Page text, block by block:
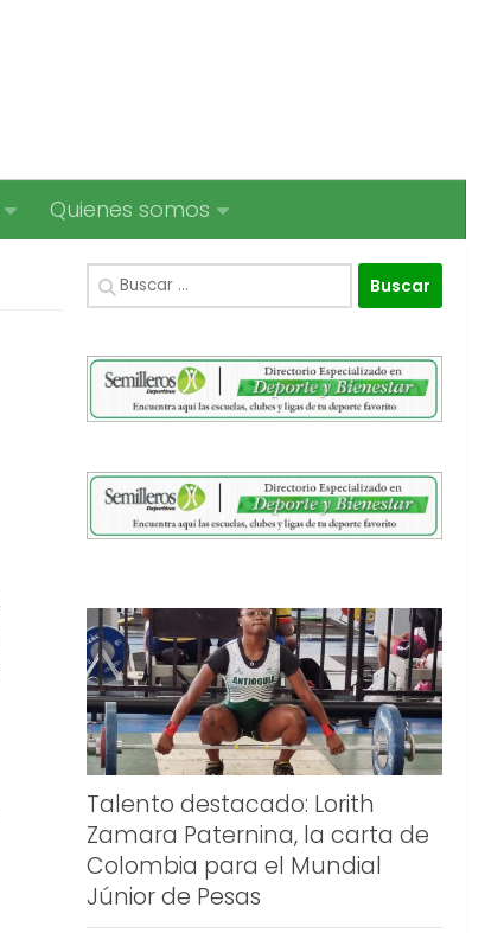
Quienes somos
Buscar:
Talento destacado: Lorith
Zamara Paternina, la carta de
Colombia para el Mundial
Júnior de Pesas